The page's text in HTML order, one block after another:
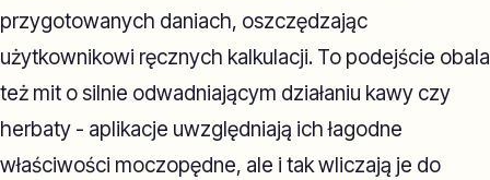
przygotowanych daniach, oszczędzając
użytkownikowi ręcznych kalkulacji. To podejście obala
też mit o silnie odwadniającym działaniu kawy czy
herbaty - aplikacje uwzględniają ich łagodne
właściwości moczopędne, ale i tak wliczają je do